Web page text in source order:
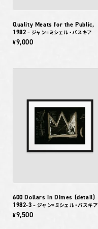
Quality Meats for the Public,
1982 – ジャン=ミシェル・バスキア
¥9,000
600 Dollars in Dimes (detail)
1982-3 – ジャン=ミシェル・バスキア
¥9,500